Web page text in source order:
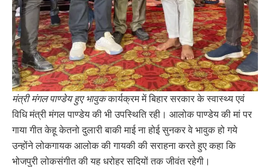
मंत्री मंगल पाण्डेय हुए भावुककार्यक्रम में बिहार सरकार के स्वास्थ्य एवं
विधि मंत्री मंगल पाण्डेय की भी उपस्थिति रही। आलोक पाण्डेय की मां पर
गाया गीत केहू केतनो दुलारी बाकी माई ना होई सुनकर वे भावुक हो गये
उन्होंने लोकगायक आलोक की गायकी की सराहना करते हुए कहा कि
भोजपुरी लोकसंगीत की यह धरोहर सदियों तक जीवंत रहेगी।